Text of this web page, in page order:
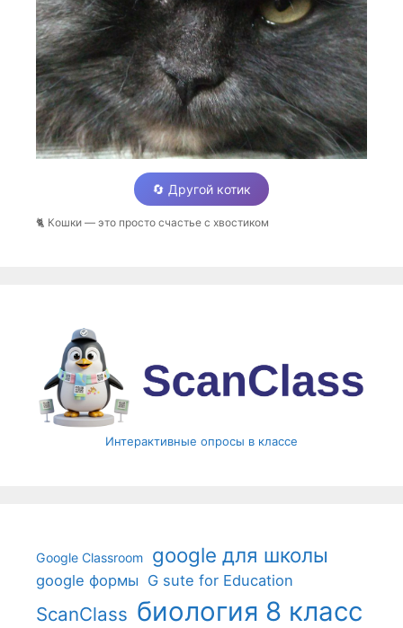
🔄 Другой котик
🐈 Кошки — это просто счастье с хвостиком
Интерактивные опросы в классе
Google Classroom google для школы
google формы G sute for Education
ScanClass биология 8 класс